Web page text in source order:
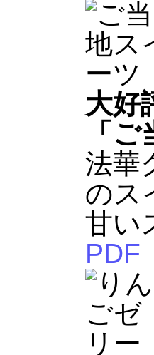
大好
「
法華
のス
甘い
PDF